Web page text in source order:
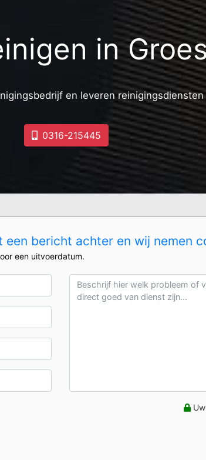
in
en leveren reinigingsdiensten
0316-215445
bericht achter en wij nemen
een uitvoerdatum.
Uw